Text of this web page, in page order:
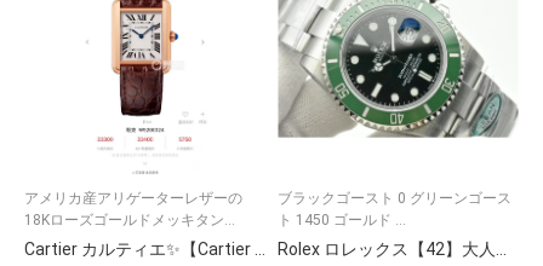
アメリカ産アリゲーターレザーの
18Kローズゴールドメッキタン...
ブラックゴースト 0 グリーンゴース
ト 1450 ゴールド ...